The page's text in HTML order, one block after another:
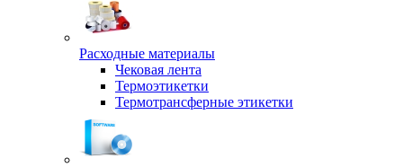
Расходные материалы
Чековая лента
Термоэтикетки
Термотрансферные этикетки